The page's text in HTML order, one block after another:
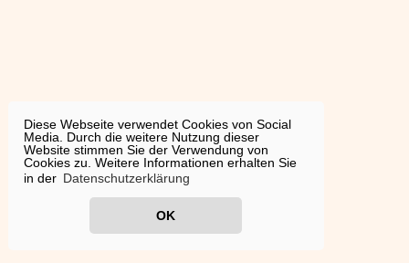
Diese Webseite verwendet Cookies von Social
Media. Durch die weitere Nutzung dieser
Website stimmen Sie der Verwendung von
Cookies zu. Weitere Informationen erhalten Sie
in der Datenschutzerklärung
OK